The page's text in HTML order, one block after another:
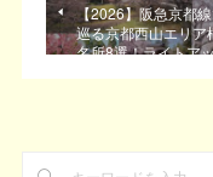
【2026】阪急京都
巡る京都西山エリア
名所8選！ライトア